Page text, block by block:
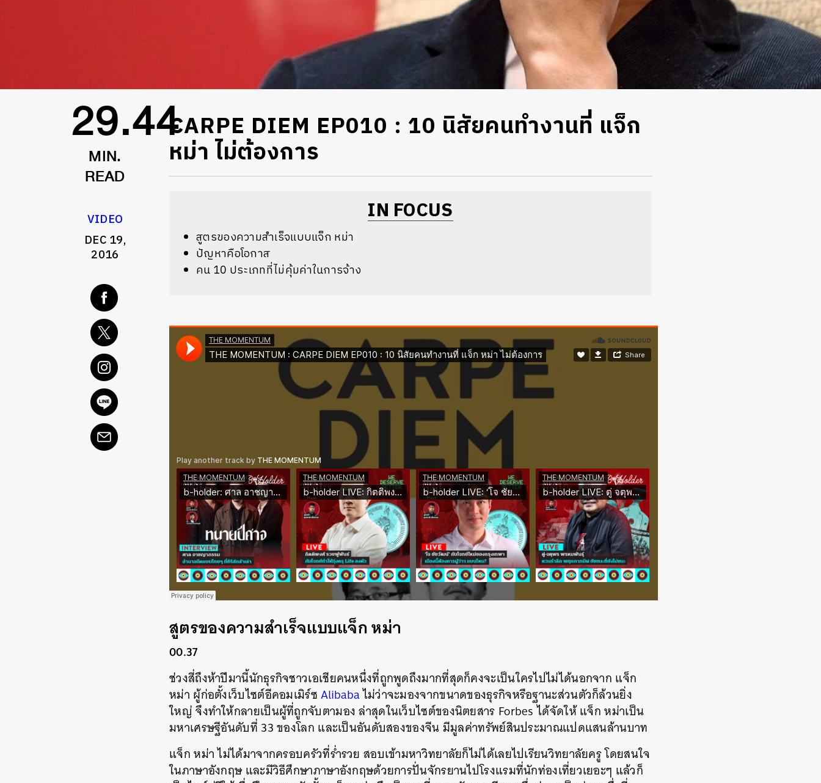
29.44
MIN.
READ
VIDEO
DEC 19,
2016
CARPE DIEM EP010 : 10 นิสัยคนทำงานที่ แจ็ก
หม่า ไม่ต้องการ
IN FOCUS
สูตรของความสำเร็จแบบแจ็ก หม่า
ปัญหาคือโอกาส
คน 10 ประเภทที่ไม่คุ้มค่าในการจ้าง
สูตรของความสำเร็จแบบแจ็ก หม่า
00.37
ช่วงสี่ถึงห้าปีมานี้นักธุรกิจชาวเอเชียคนหนึ่งที่ถูกพูดถึงมากที่สุดก็คงจะเป็นใครไปไม่ได้นอกจาก แจ็ก
หม่า ผู้ก่อตั้งเว็บไซต์อีคอมเมิร์ซAlibabaไม่ว่าจะมองจากขนาดของธุรกิจหรือฐานะส่วนตัวก็ล้วนยิ่ง
ใหญ่ จึงทำให้กลายเป็นผู้ที่ถูกจับตามอง ล่าสุดในเว็บไซต์ของนิตยสาร Forbes ได้จัดให้ แจ็ก หม่าเป็น
มหาเศรษฐีอันดับที่ 33 ของโลก และเป็นอันดับสองของจีน มีมูลค่าทรัพย์สินประมาณแปดแสนล้านบาท
แจ็ก หม่า ไม่ได้มาจากครอบครัวที่ร่ำรวย สอบเข้ามหาวิทยาลัยก็ไม่ได้เลยไปเรียนวิทยาลัยครู โดยสนใจ
ในภาษาอังกฤษ และมีวิธีศึกษาภาษาอังกฤษด้วยการปั่นจักรยานไปโรงแรมที่นักท่องเที่ยวเยอะๆ แล้วก็